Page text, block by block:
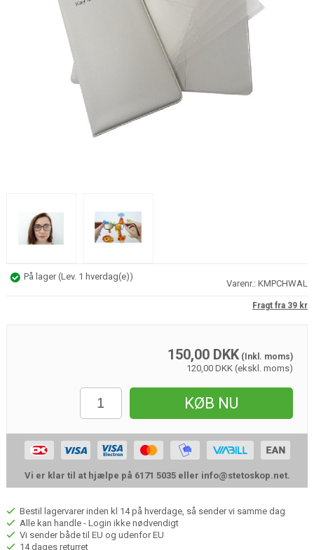
På lager(Lev. 1 hverdag(e))
Varenr.:KMPCHWAL
Fragt fra 39 kr
150,00 DKK(Inkl. moms)
120,00 DKK (ekskl. moms)
KØB NU
Vi er klar til at hjælpe på 6171 5035 eller info@stetoskop.net.
Bestil lagervarer inden kl 14 på hverdage, så sender vi samme dag
Alle kan handle - Login ikke nødvendigt
Vi sender både til EU og udenfor EU
14 dages returret